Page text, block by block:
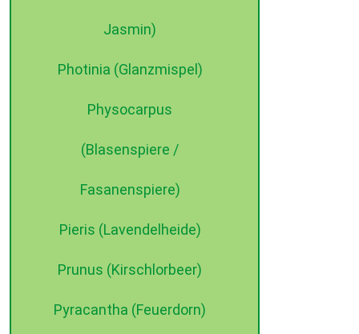
Jasmin)
Photinia (Glanzmispel)
Physocarpus
(Blasenspiere /
Fasanenspiere)
Pieris (Lavendelheide)
Prunus (Kirschlorbeer)
Pyracantha (Feuerdorn)